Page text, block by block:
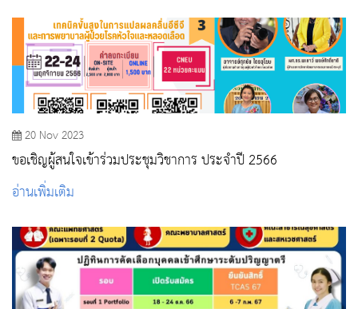
20 Nov 2023
ขอเชิญผู้สนใจเข้าร่วมประชุมวิชาการ ประจำปี 2566
อ่านเพิ่มเติม